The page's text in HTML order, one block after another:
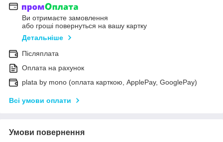
Ви отримаєте замовлення
або гроші повернуться на вашу картку
Детальніше
Післяплата
Оплата на рахунок
plata by mono (оплата карткою, ApplePay, GooglePay)
Всі умови оплати
Умови повернення